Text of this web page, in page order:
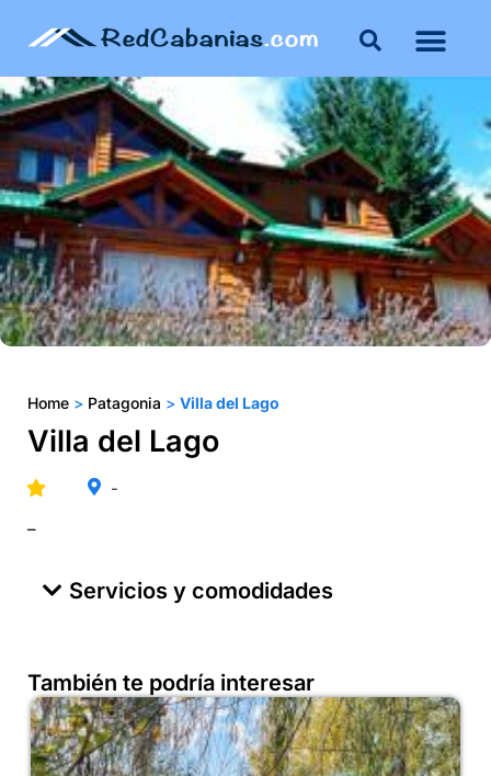
Home > Patagonia > Villa del Lago
Villa del Lago
-
–
Servicios y comodidades
También te podría interesar